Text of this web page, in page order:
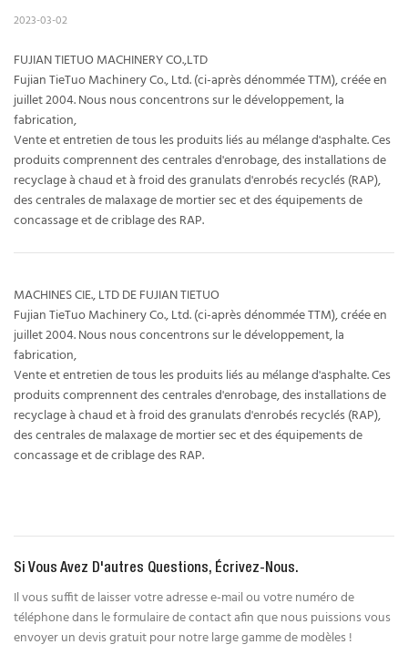
2023-03-02
FUJIAN TIETUO MACHINERY CO.,LTD
Fujian TieTuo Machinery Co., Ltd. (ci-après dénommée TTM), créée en
juillet 2004. Nous nous concentrons sur le développement, la
fabrication,
Vente et entretien de tous les produits liés au mélange d'asphalte. Ces
produits comprennent des centrales d'enrobage, des installations de
recyclage à chaud et à froid des granulats d'enrobés recyclés (RAP),
des centrales de malaxage de mortier sec et des équipements de
concassage et de criblage des RAP.
MACHINES CIE., LTD DE FUJIAN TIETUO
Fujian TieTuo Machinery Co., Ltd. (ci-après dénommée TTM), créée en
juillet 2004. Nous nous concentrons sur le développement, la
fabrication,
Vente et entretien de tous les produits liés au mélange d'asphalte. Ces
produits comprennent des centrales d'enrobage, des installations de
recyclage à chaud et à froid des granulats d'enrobés recyclés (RAP),
des centrales de malaxage de mortier sec et des équipements de
concassage et de criblage des RAP.
Si Vous Avez D'autres Questions, Écrivez-Nous.
Il vous suffit de laisser votre adresse e-mail ou votre numéro de
téléphone dans le formulaire de contact afin que nous puissions vous
envoyer un devis gratuit pour notre large gamme de modèles !